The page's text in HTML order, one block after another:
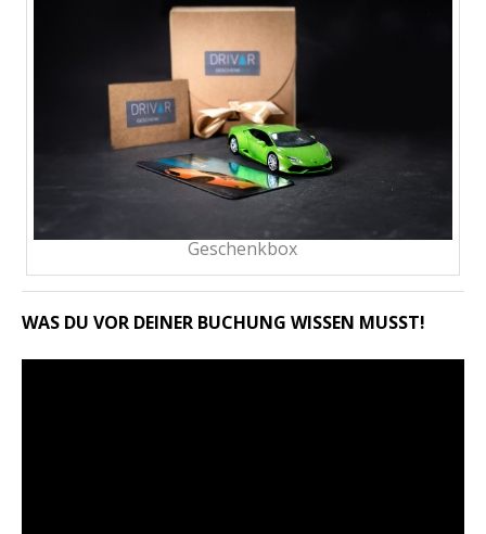
Geschenkbox
WAS DU VOR DEINER BUCHUNG WISSEN MUSST!